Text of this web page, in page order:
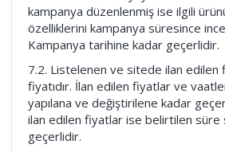
kampanya düzenlenmiş ise ilgili
özelliklerini kampanya süresince
Kampanya tarihine kadar geçerlidir.
7.2. Listelenen ve sitede ilan edilen
fiyatıdır. İlan edilen fiyatlar ve
yapılana ve değiştirilene kadar
ilan edilen fiyatlar ise belirtilen süre
geçerlidir.